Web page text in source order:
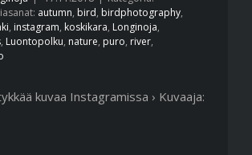
autumn, bird, birdphotography,
, instagram, koskikara, Longinoja,
, Luontopolku, nature, puro, river,
kuvaa Instagramissa › Kuvaaja: